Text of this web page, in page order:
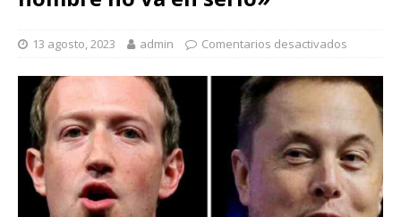
13 agosto, 2023 admin Comentarios desactivados